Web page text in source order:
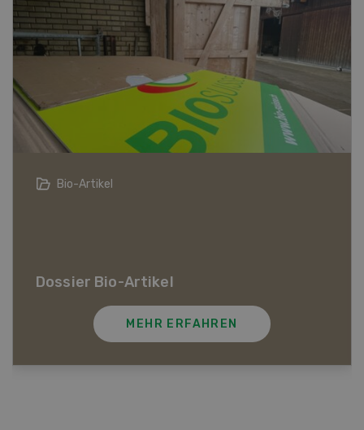
Lehrberufe in der Agrarbranche
Lehrberufe in der Agrarbranche
MEHR ERFAHREN